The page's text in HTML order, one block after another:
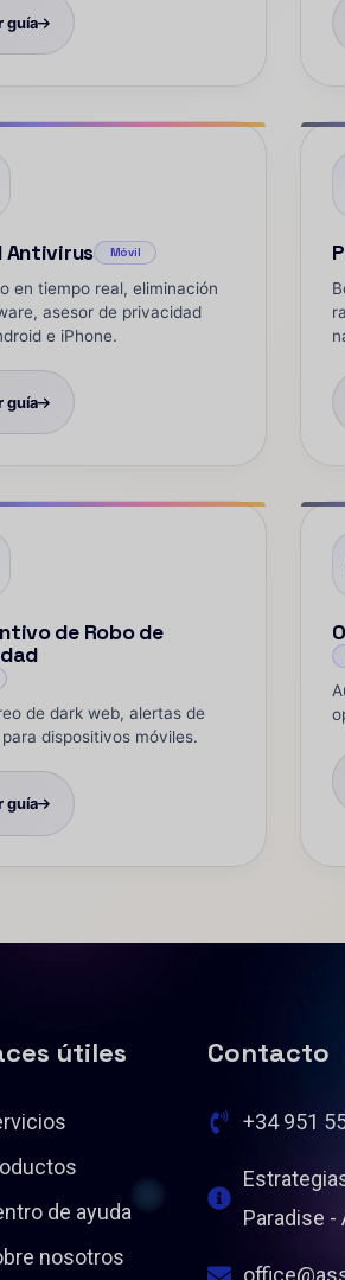
guía
Antivirus Móvil
en tiempo real, eliminación
asesor de privacidad
e iPhone.
guía
de Robo de
de dark web, alertas de
dispositivos móviles.
guía
útiles
de ayuda
nosotros
Contacto
+34 951
Paradise -